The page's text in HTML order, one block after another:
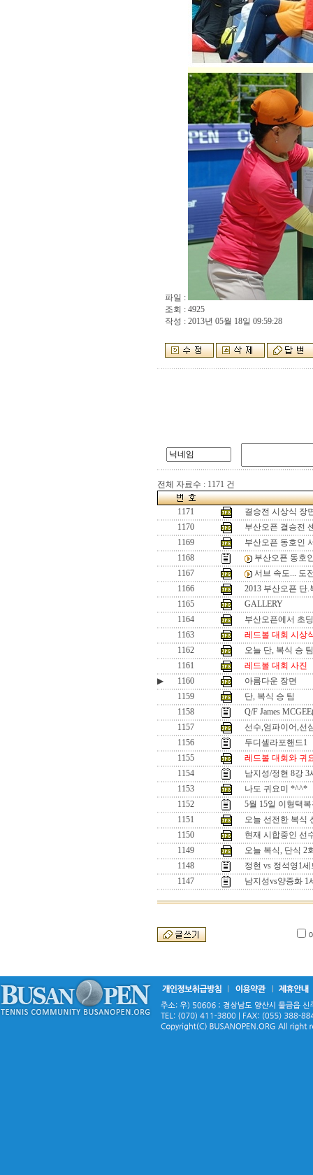
파일 :
조회 : 4925
작성 : 2013년 05월 18일 09:59:28
전체 자료수 : 1171 건
1171
결승전 시상식 장
1170
부산오픈 결승전
1169
부산오픈 동호인
1168
부산오픈 동호
1167
서브 속도... 도
1166
2013 부산오픈 단
1165
GALLERY
1164
부산오픈에서 초
1163
레드볼 대회 시상
1162
오늘 단, 복식 승 팀
1161
레드볼 대회 사진
▶
1160
아름다운 장면
1159
단, 복식 승 팀
1158
Q/F James
1157
선수,엄파이어,선
1156
두디셀라포핸드1
1155
레드볼 대회와 귀
1154
남지성/정현 8강 3
1153
나도 귀요미 *^^*
1152
5월 15일 이형택
1151
오늘 선전한 복식
1150
현재 시합중인 선
1149
오늘 복식, 단식 2
1148
정현 vs 정석영1
1147
남지성vs양증화 1